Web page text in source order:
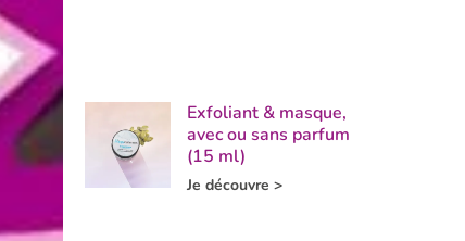
Exfoliant & masque,
avec ou sans parfum
(15 ml)
Je découvre >